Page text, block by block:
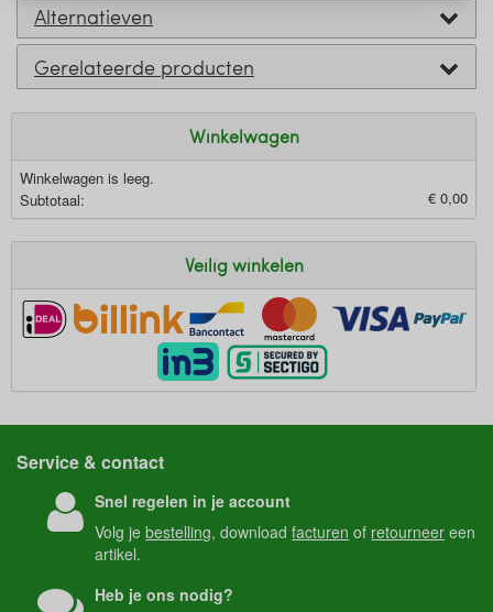
Alternatieven
Gerelateerde producten
Winkelwagen
Winkelwagen is leeg.
Subtotaal:
€ 0,00
Veilig winkelen
Service & contact
Snel regelen in je account
Volg jebestelling, downloadfacturen of retourneer een
artikel.
Heb je ons nodig?